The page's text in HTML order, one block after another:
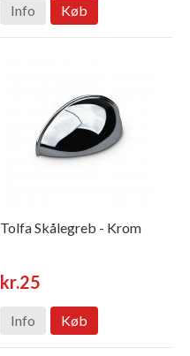
Info Køb
Tolfa Skålegreb - Krom
kr.25
Info Køb